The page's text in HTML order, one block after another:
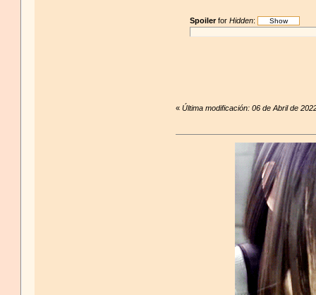
SpoilerforHidden:
«Última modificación: 06 de Abril de